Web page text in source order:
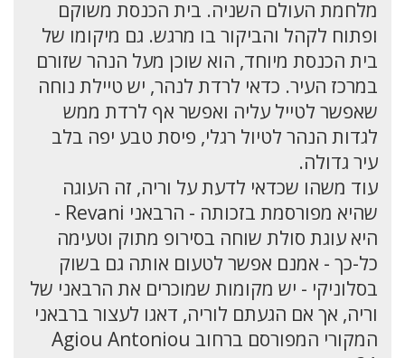
מלחמת העולם השניה. בית הכנסת משוקם
ופתוח לקהל והביקור בו מרגש. גם מיקומו של
בית הכנסת מיוחד, הוא שוכן מעל הנהר שזורם
במרכז העיר. כדאי לרדת לנהר, יש טיילת נוחה
שאפשר לטייל עליה ואפשר אף לרדת ממש
לגדות הנהר לטיול רגלי, פיסת טבע יפה בלב
עיר גדולה.
עוד משהו שכדאי לדעת על וריה, זה העוגה
שהיא מפורסמת בזכותה - הרבאני Revani -
היא עוגת סולת שוחה בסירופ מתוק וטעימה
כל-כך - אמנם אפשר לטעום אותה גם בשוק
בסלוניקי - יש מקומות שמוכרים את הרבאני של
וריה, אך אם הגעתם לוריה, דאגו לעצור ברבאני
המקורי המפורסם ברחוב Agiou Antoniou